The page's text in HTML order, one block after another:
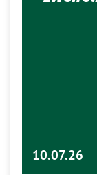
10.07.26